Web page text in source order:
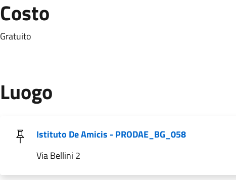
Costo
Gratuito
Luogo
Istituto De Amicis - PRODAE_BG_058
Via Bellini 2